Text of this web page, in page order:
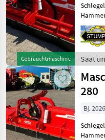
Gebrauchtmaschine
Kufen,
Bisonte 280**
In
Saat
Pflege
280
Bj. 2026